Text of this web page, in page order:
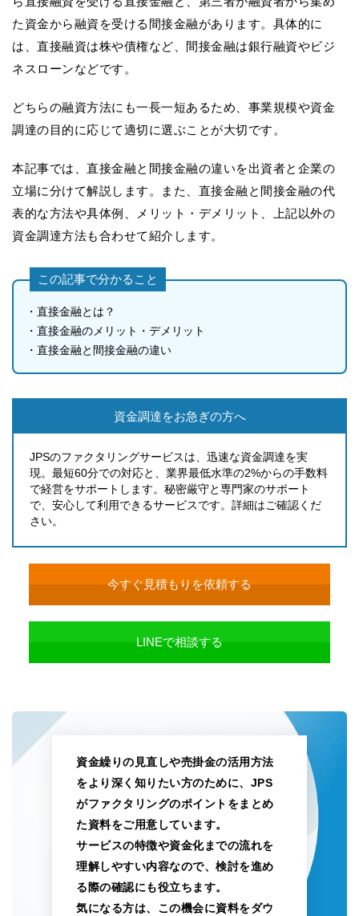
た資金から融資を受ける間接金融があります。具体的に
は、直接融資は株や債権など、間接金融は銀行融資やビジ
ネスローンなどです。
どちらの融資方法にも一長一短あるため、事業規模や資金
調達の目的に応じて適切に選ぶことが大切です。
本記事では、直接金融と間接金融の違いを出資者と企業の
立場に分けて解説します。また、直接金融と間接金融の代
表的な方法や具体例、メリット・デメリット、上記以外の
資金調達方法も合わせて紹介します。
この記事で分かること
・直接金融とは？
・直接金融のメリット・デメリット
・直接金融と間接金融の違い
資金調達をお急ぎの方へ
JPSのファクタリングサービスは、迅速な資金調達を実
現。最短60分での対応と、業界最低水準の2%からの手数料
で経営をサポートします。秘密厳守と専門家のサポート
で、安心して利用できるサービスです。詳細はご確認くだ
さい。
今すぐ見積もりを依頼する
LINEで相談する
資金繰りの見直しや売掛金の活用方法
をより深く知りたい方のために、JPS
がファクタリングのポイントをまとめ
た資料をご用意しています。
サービスの特徴や資金化までの流れを
理解しやすい内容なので、検討を進め
る際の確認にも役立ちます。
気になる方は、この機会に資料をダウ